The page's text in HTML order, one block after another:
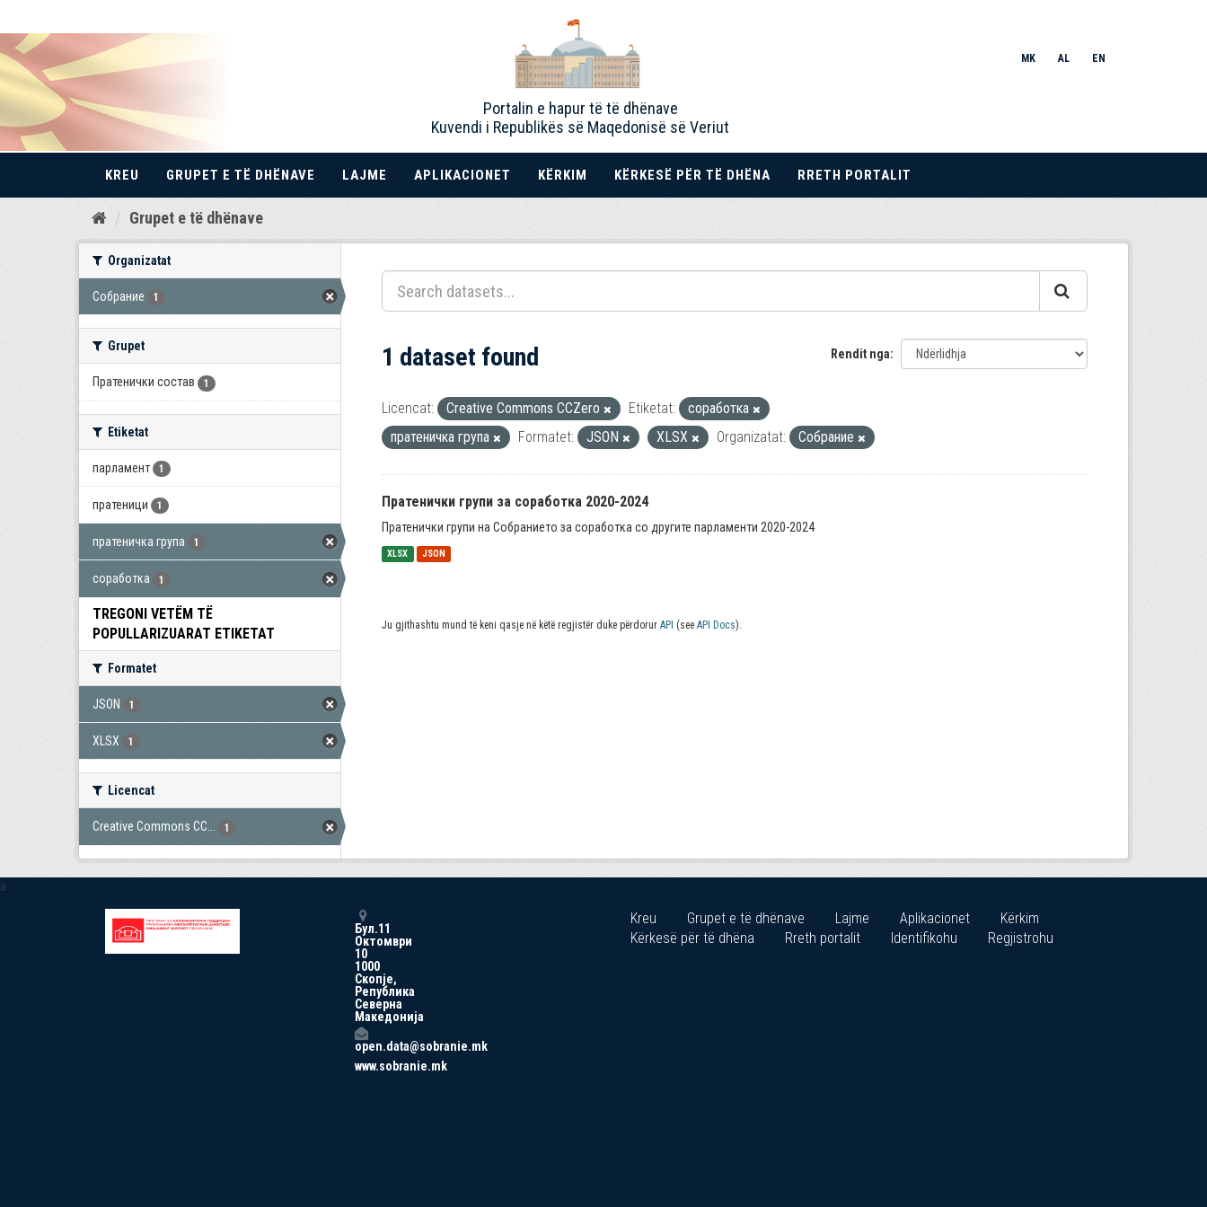
Kalo
Portalin e hapur të të dhënave
Kuvendi i Republikës së Maqedonisë së Veriut
MK AL EN
KREU GRUPET E TË DHËNAVE LAJME APLIKACIONET KËRKIM KËRKESË PËR TË DHËNA RRETH PORTALIT
Grupet e të dhënave
Organizatat
Собрание 1
Grupet
Пратенички состав 1
Etiketat
парламент 1
пратеници 1
пратеничка група 1
соработка 1
TREGONI VETËM TË
POPULLARIZUARAT ETIKETAT
Formatet
JSON 1
XLSX 1
Licencat
Creative Commons CC... 1
Rendit nga
1 dataset found
Licencat: Creative Commons CCZero Etiketat:
соработка
пратеничка група
Formatet: JSON XLSX Organizatat: Собрание
Пратенички групи за соработка 2020-2024
Пратенички групи на Собранието за соработка со другите парламенти 2020-2024
XLSX JSON
Ju gjithashtu mund të keni qasje në këtë regjistër duke përdorur API (see API Docs).
a
Бул.11
Октомври
10
1000
Скопје,
Република
Северна
Македонија
open.data@sobranie.mk
www.sobranie.mk
Kreu Grupet e të dhënave Lajme Aplikacionet
Kërkim
Kërkesë për të dhëna
Rreth portalit Identifikohu Regjistrohu